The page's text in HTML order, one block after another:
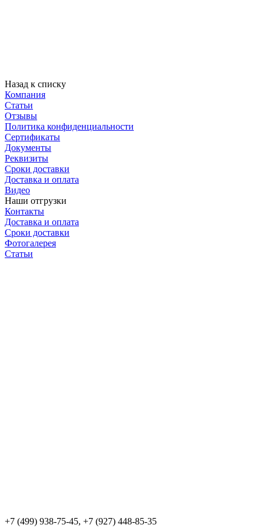
Назад к списку
Компания
Статьи
Отзывы
Политика конфиденциальности
Сертификаты
Документы
Реквизиты
Сроки доставки
Доставка и оплата
Видео
Наши отгрузки
Контакты
Доставка и оплата
Сроки доставки
Фотогалерея
Статьи
+7 (499) 938-75-45, +7 (927) 448-85-35